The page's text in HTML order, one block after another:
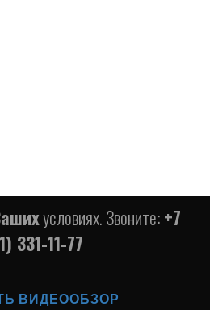
условиях. Звоните:+7
331-11-77
ВИДЕООБЗОР